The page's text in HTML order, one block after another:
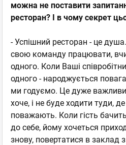
можна не поставити
ресторан? І в чому секрет
- Успішний ресторан - це
свою команду працювати,
одного. Коли Ваші
одного - народжується
ми годуємо. Це дуже
хоче, і не буде ходити туди,
поважають. Коли гість
до себе, йому хочеться
знову, повертатися в заклад